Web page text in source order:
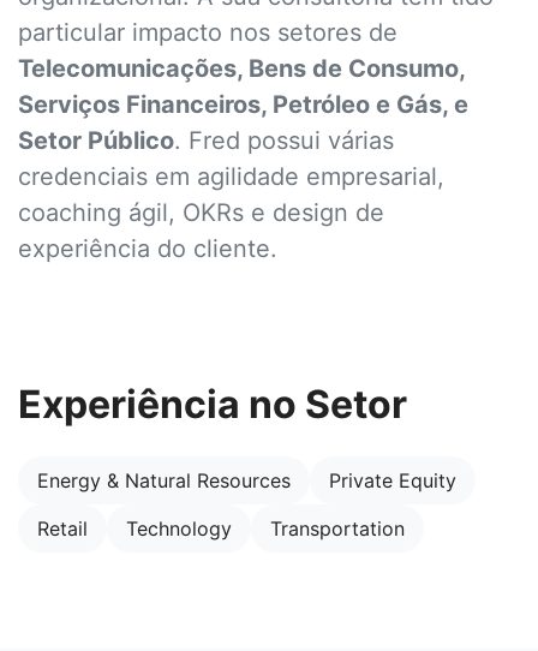
particular impacto nos setores de
Telecomunicações, Bens de Consumo,
Serviços Financeiros, Petróleo e Gás, e
Setor Público. Fred possui várias
credenciais em agilidade empresarial,
coaching ágil, OKRs e design de
experiência do cliente.
Experiência no Setor
Energy & Natural Resources
Private Equity
Retail
Technology Transportation